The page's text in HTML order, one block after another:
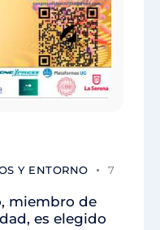
Y ENTORNO
7
miembro de
es elegido